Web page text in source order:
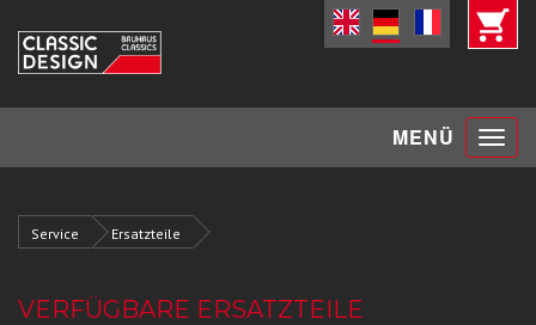
MENÜ Toggle
Service Ersatzteile
VERFÜGBARE ERSATZTEILE